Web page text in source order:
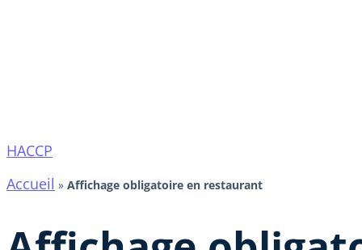
HACCP
Accueil » Affichage obligatoire en restaurant